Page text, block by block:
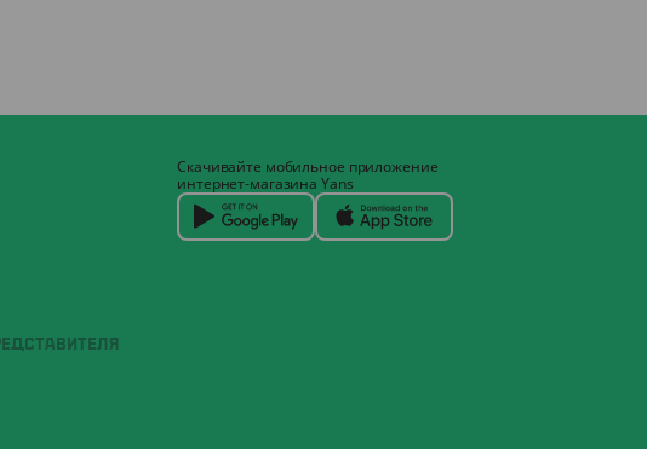
Скачивайте мобильное приложение
интернет-магазина Yans